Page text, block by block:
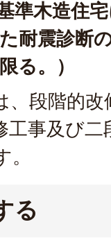
準木造住
耐震診断
る。）
段階的改
工事及び
る